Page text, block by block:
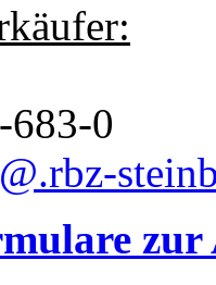
683-0
@.rbz-
zur